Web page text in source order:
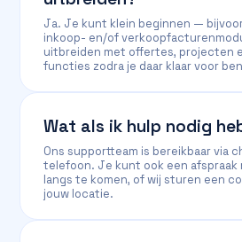
Ja. Je kunt klein beginnen —
inkoop- en/of
uitbreiden met offertes, projecten
functies zodra je daar klaar voor
Wat als ik hulp nodig
Ons supportteam is bereikbaar via
telefoon. Je kunt ook een afspraak
langs te komen, of wij sturen een
jouw locatie.